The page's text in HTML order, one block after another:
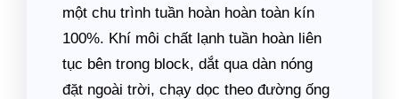
một chu trình tuần hoàn hoàn toàn kín
100%. Khí môi chất lạnh tuần hoàn liên
tục bên trong block, dắt qua dàn nóng
đặt ngoài trời, chạy dọc theo đường ống